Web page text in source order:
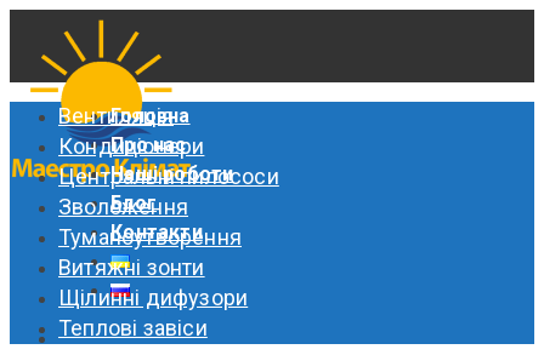
Головна
Про нас
Наші роботи
Блог
Контакти
Вентиляція
Кондиціонери
Центральні пилососи
Зволоження
Туманоутворення
Витяжні зонти
Щілинні дифузори
Теплові завіси